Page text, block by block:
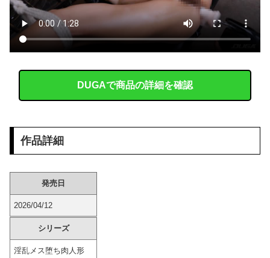
大人の色気ムンムンの人妻ちゃんとラブホでハメ撮り素人画像だぁーｗｗｗ
【画像】 都心の女子高生、スカートの短さが限界突破ｗｗｗ
DUGAで商品の詳細を確認
作品詳細
発売日
2026/04/12
シリーズ
淫乱メス堕ち肉人形